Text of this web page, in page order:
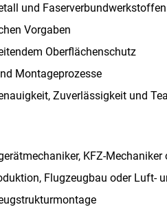
und Faserverbundwerkstoffen
Vorgaben
Oberflächenschutz
Montageprozesse
Zuverlässigkeit und
KFZ-
Flugzeugbau oder Luft-